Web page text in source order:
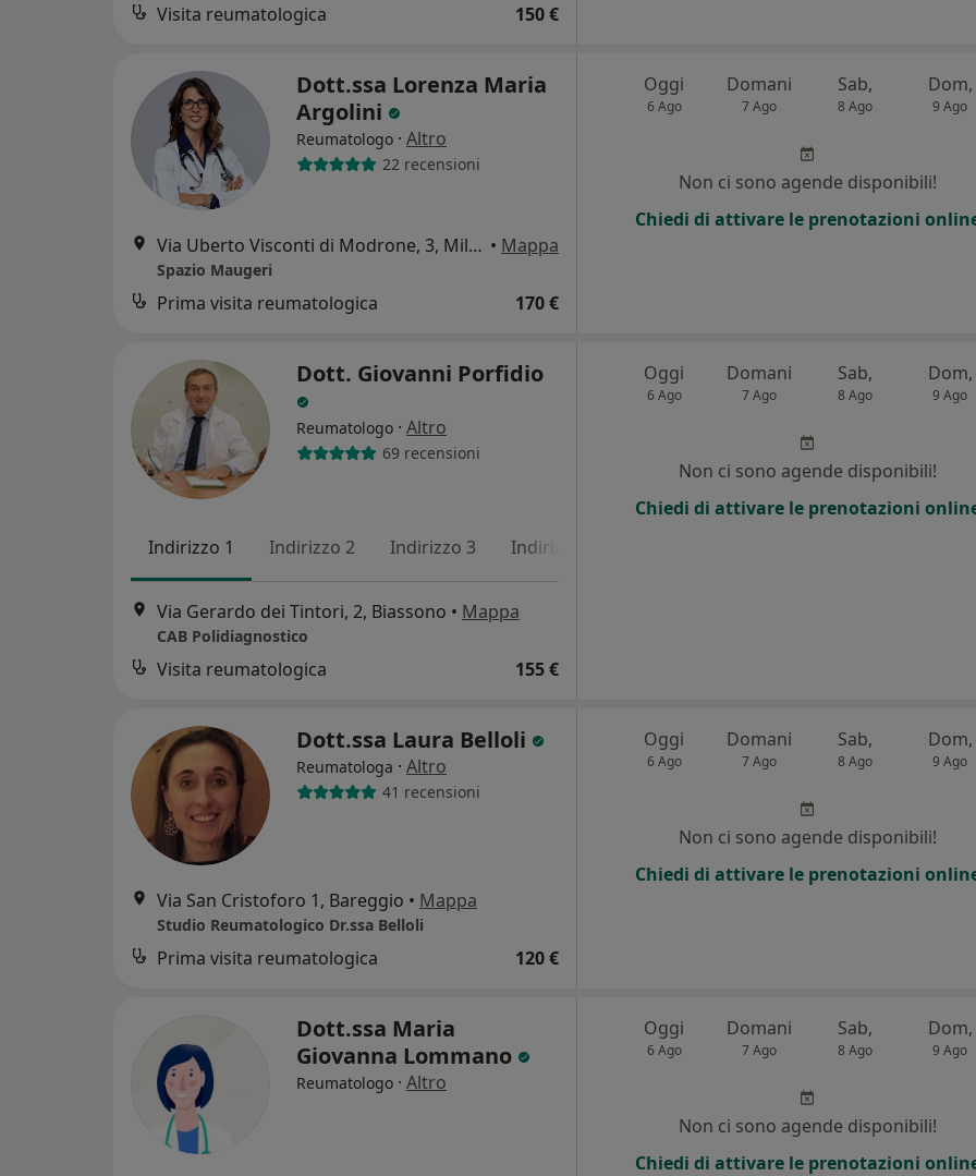
Visita reumatologica 150 €
Dott.ssa Lorenza Maria
Argolini
Reumatologo · Altro
22 recensioni
Via Uberto Visconti di Modrone, 3, Milano • Mappa
Spazio Maugeri
Prima visita reumatologica 170 €
Oggi
6 Ago
Domani
7 Ago
Sab,
8 Ago
Dom,
9 Ago
Non ci sono agende disponibili!
Chiedi di attivare le prenotazioni
Dott. Giovanni Porfidio
Reumatologo · Altro
69 recensioni
Indirizzo 1 Indirizzo 2 Indirizzo 3 Indirizzo 4
Via Gerardo dei Tintori, 2, Biassono • Mappa
CAB Polidiagnostico
Visita reumatologica 155 €
Oggi
6 Ago
Domani
7 Ago
Sab,
8 Ago
Dom,
9 Ago
Non ci sono agende disponibili!
Chiedi di attivare le prenotazioni
Dott.ssa Laura Belloli
Reumatologa · Altro
41 recensioni
Via San Cristoforo 1, Bareggio • Mappa
Studio Reumatologico Dr.ssa Belloli
Prima visita reumatologica 120 €
Oggi
6 Ago
Domani
7 Ago
Sab,
8 Ago
Dom,
9 Ago
Non ci sono agende disponibili!
Chiedi di attivare le prenotazioni
Dott.ssa Maria
Giovanna Lommano
Reumatologo · Altro
Oggi
6 Ago
Domani
7 Ago
Sab,
8 Ago
Dom,
9 Ago
Non ci sono agende disponibili!
Chiedi di attivare le prenotazioni